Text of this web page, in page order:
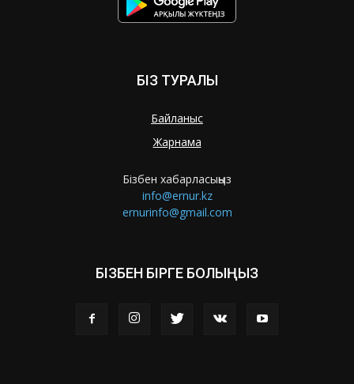
БІЗ ТУРАЛЫ
Байланыс
Жарнама
Бізбен хабарласыңыз
info@ernur.kz
ernurinfo@gmail.com
БІЗБЕН БІРГЕ БОЛЫҢЫЗ